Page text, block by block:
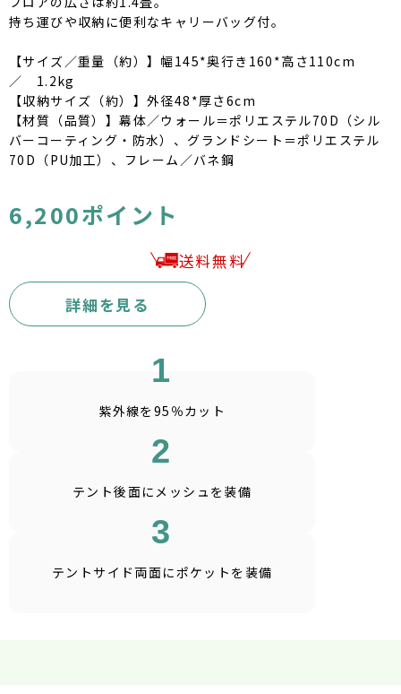
持ち運びや収納に便利なキャリーバッグ付。
【サイズ／重量（約）】幅145*奥行き160*高さ110cm
／ 1.2kg
【収納サイズ（約）】外径48*厚さ6cm
【材質（品質）】幕体／ウォール＝ポリエステル70D（シル
バーコーティング・防水）、グランドシート＝ポリエステル
70D（PU加工）、フレーム／バネ鋼
6,200ポイント
送料無料
詳細を見る
1
紫外線を95％カット
2
テント後面に メッシュを装備
3
テントサイド両面にポケットを装備